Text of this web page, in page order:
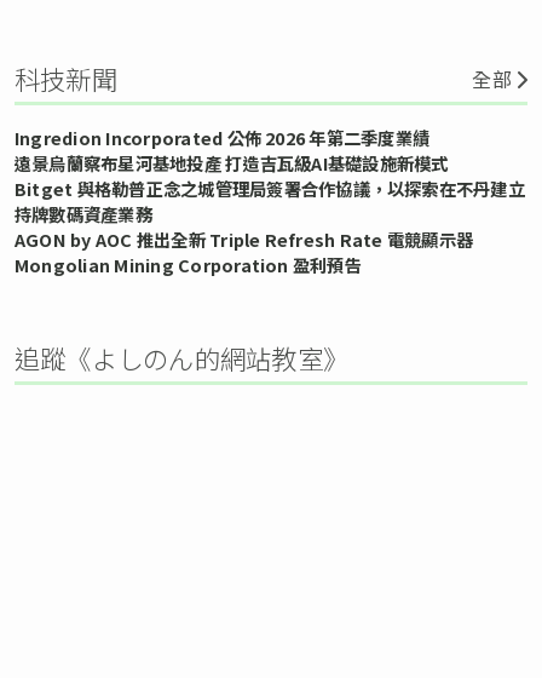
科技新聞 全部
Ingredion Incorporated 公佈 2026 年第二季度業績
遠景烏蘭察布星河基地投產 打造吉瓦級AI基礎設施新模式
Bitget 與格勒普正念之城管理局簽署合作協議，以探索在不丹建立
持牌數碼資產業務
AGON by AOC 推出全新 Triple Refresh Rate 電競顯示器
Mongolian Mining Corporation 盈利預告
追蹤《よしのん的網站教室》